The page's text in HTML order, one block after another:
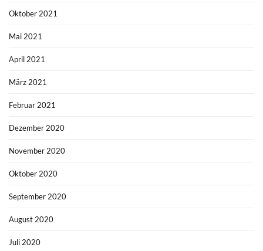
Oktober 2021
Mai 2021
April 2021
März 2021
Februar 2021
Dezember 2020
November 2020
Oktober 2020
September 2020
August 2020
Juli 2020